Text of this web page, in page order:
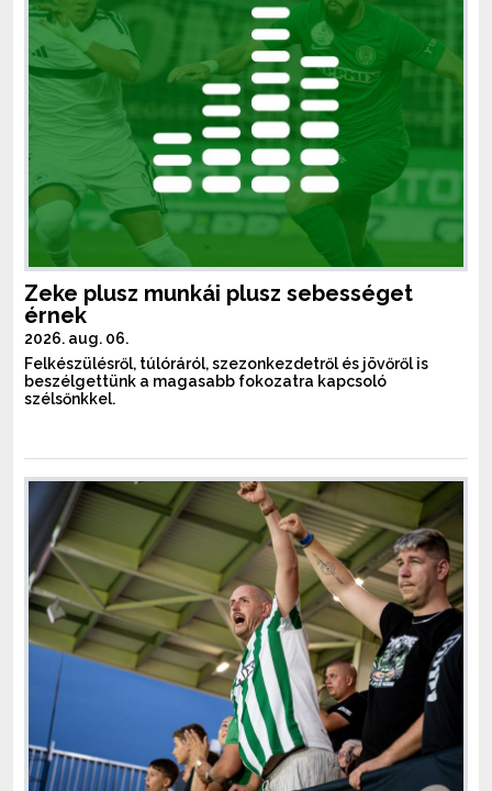
Zeke plusz munkái plusz sebességet
érnek
2026. aug. 06.
Felkészülésről, túlóráról, szezonkezdetről és jövőről is
beszélgettünk a magasabb fokozatra kapcsoló
szélsőnkkel.